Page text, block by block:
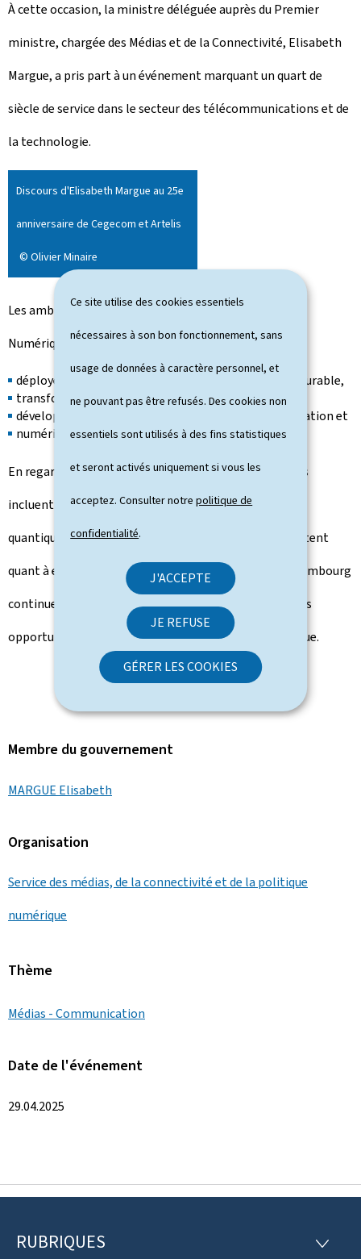
Ce site utilise des cookies essentiels
nécessaires à son bon fonctionnement, sans
usage de données à caractère personnel, et
ne pouvant pas être refusés. Des cookies non
essentiels sont utilisés à des fins statistiques
et seront activés uniquement si vous les
acceptez. Consulter notrepolitique de
confidentialité.
J'ACCEPTE
JE REFUSE
GÉRER LES COOKIES
À cette occasion, la ministre déléguée auprès du Premier
ministre, chargée des Médias et de la Connectivité, Elisabeth
Margue, a pris part à un événement marquant un quart de
siècle de service dans le secteur des télécommunications et de
la technologie.
Discours d'Elisabeth Margue au 25e
anniversaire de Cegecom et Artelis
© Olivier Minaire
Les ambitions de l'Europe dans le cadre de la Décennie
Numérique 2030 sont claires :
déployer une infrastructure numérique sécurisée et durable,
transformer numériquement les entreprises,
développer les compétences numériques de la population et
numériser les services publics.
En regardant vers l'avenir, les défis et les opportunités
incluent l'intelligence artificielle, la communication
quantique et la 6G. La sécurité et la confidentialité restent
quant à elles des impératifs. Le secteur des TIC au Luxembourg
continue de se préparer à relever ces défis et à saisir ces
opportunités pour améliorer l'infrastructure numérique.
Membre du gouvernement
MARGUE Elisabeth
Organisation
Service des médias, de la connectivité et de la politique
numérique
Thème
Médias - Communication
Date de l'événement
29.04.2025
P
RUBRIQUES
R